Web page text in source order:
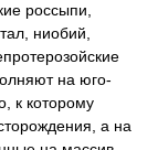
россыпи,
ниобий,
на юго-
к которому
а на